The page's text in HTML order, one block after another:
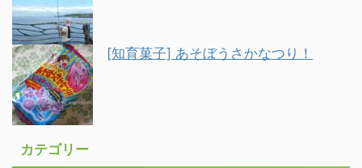
[知育菓子] あそぼうさかなつり！
カテゴリー